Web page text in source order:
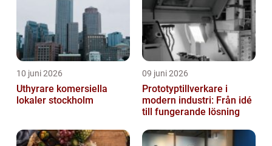
10 juni 2026
Uthyrare komersiella
lokaler stockholm
09 juni 2026
Prototyptillverkare i
modern industri: Från idé
till fungerande lösning